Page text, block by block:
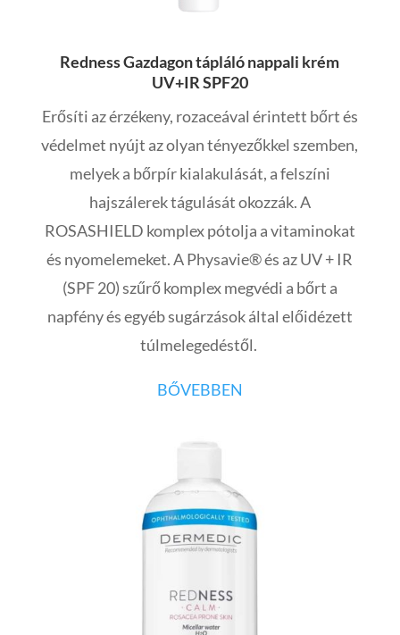
Redness Gazdagon tápláló nappali krém
UV+IR SPF20
Erősíti az érzékeny, rozaceával érintett bőrt és
védelmet nyújt az olyan tényezőkkel szemben,
melyek a bőrpír kialakulását, a felszíni
hajszálerek tágulását okozzák. A
ROSASHIELD komplex pótolja a vitaminokat
és nyomelemeket. A Physavie® és az UV + IR
(SPF 20) szűrő komplex megvédi a bőrt a
napfény és egyéb sugárzások által előidézett
túlmelegedéstől.
BŐVEBBEN